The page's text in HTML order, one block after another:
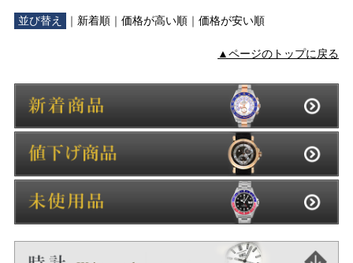
並び替え ｜ 新着順｜ 価格が高い順｜ 価格が安い順
▲ページのトップに戻る